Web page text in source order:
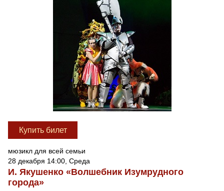
Купить билет
мюзикл для всей семьи
28 декабря 14:00, Среда
И. Якушенко «Волшебник Изумрудного
города»